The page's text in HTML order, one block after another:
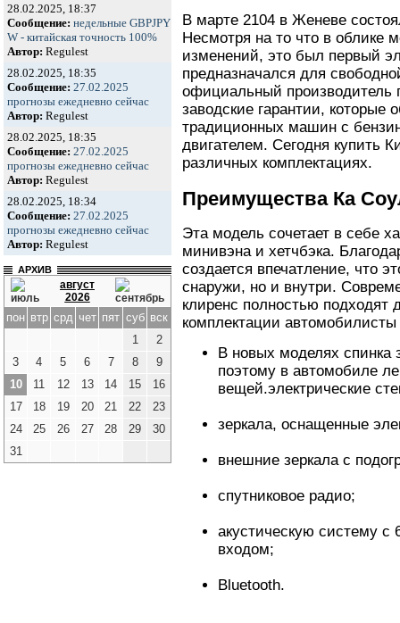
28.02.2025, 18:37
Сообщение: недельные GBPJPY
W - китайская точность 100%
Автор: Regulest
28.02.2025, 18:35
Сообщение: 27.02.2025
прогнозы ежедневно сейчас
Автор: Regulest
28.02.2025, 18:35
Сообщение: 27.02.2025
прогнозы ежедневно сейчас
Автор: Regulest
28.02.2025, 18:34
Сообщение: 27.02.2025
прогнозы ежедневно сейчас
Автор: Regulest
АРХИВ
август
2026
пон втр срд чет пят суб вск
1
2
3
4 5 6 7 8
9
10
11 12 13 14 15
16
17
18 19 20 21 22
23
24
25 26 27 28 29
30
31
В марте 2104 в Женеве
Несмотря на то что в облике
изменений, это был первый
предназначался для
официальный производитель
заводские гарантии, которые
традиционных машин с
двигателем. Сегодня купить
различных комплектациях.
Преимущества Ка
Эта модель сочетает в себе
минивэна и хетчбэка.
создается впечатление, что
снаружи, но и внутри.
клиренс полностью подходят
комплектации автомобилисты
В новых моделях спинка
поэтому в автомобиле
вещей.электрические
зеркала, оснащенные
внешние зеркала с
спутниковое радио;
акустическую систему с
входом;
Bluetooth.